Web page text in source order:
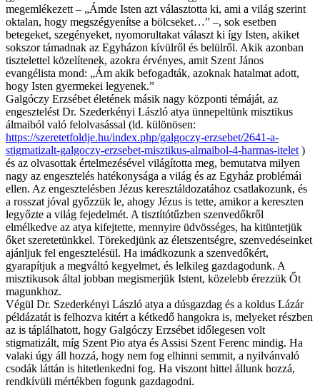
megemlékezett – „Ámde Isten azt választotta ki, ami a világ szerint
oktalan, hogy megszégyenítse a bölcseket…” –, sok esetben
betegeket, szegényeket, nyomorultakat választ ki így Isten, akiket
sokszor támadnak az Egyházon kívülről és belülről. Akik azonban
tisztelettel közelítenek, azokra érvényes, amit Szent János
evangélista mond: „Ám akik befogadták, azoknak hatalmat adott,
hogy Isten gyermekei legyenek.”
Galgóczy Erzsébet életének másik nagy központi témáját, az
engesztelést Dr. Szederkényi László atya ünnepeltünk misztikus
álmaiból való felolvasással (ld. különösen:
https://szeretetfoldje.hu/index.php/galgoczy-erzsebet/2641-a-
stigmatizalt-galgoczy-erzsebet-misztikus-almaibol-4-harmas-itelet )
és az olvasottak értelmezésével világította meg, bemutatva milyen
nagy az engesztelés hatékonysága a világ és az Egyház problémái
ellen. Az engesztelésben Jézus keresztáldozatához csatlakozunk, és
a rosszat jóval győzzük le, ahogy Jézus is tette, amikor a kereszten
legyőzte a világ fejedelmét. A tisztítótűzben szenvedőkről
elmélkedve az atya kifejtette, mennyire üdvösséges, ha kitüntetjük
őket szeretetünkkel. Törekedjünk az életszentségre, szenvedéseinket
ajánljuk fel engesztelésül. Ha imádkozunk a szenvedőkért,
gyarapítjuk a megváltó kegyelmet, és lelkileg gazdagodunk. A
misztikusok által jobban megismerjük Istent, közelebb érezzük Őt
magunkhoz.
Végül Dr. Szederkényi László atya a dúsgazdag és a koldus Lázár
példázatát is felhozva kitért a kétkedő hangokra is, melyeket részben
az is táplálhatott, hogy Galgóczy Erzsébet időlegesen volt
stigmatizált, míg Szent Pio atya és Assisi Szent Ferenc mindig. Ha
valaki úgy áll hozzá, hogy nem fog elhinni semmit, a nyilvánvaló
csodák láttán is hitetlenkedni fog. Ha viszont hittel állunk hozzá,
rendkívüli mértékben fogunk gazdagodni.